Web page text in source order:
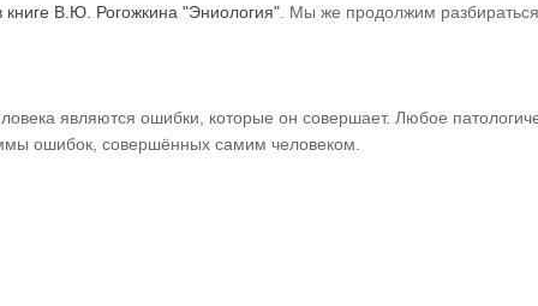
книге В.Ю. Рогожкина "Эниология" . Мы же продолжим
являются ошибки, которые он совершает. Любое
ошибок, совершённых самим человеком.